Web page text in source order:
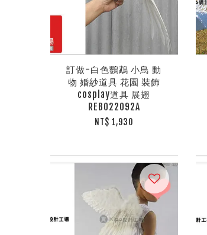
訂做-白色鸚鵡 小鳥 動
物 婚紗道具 花園 裝飾
cosplay道具 展翅
REB022092A
NT$ 1,930